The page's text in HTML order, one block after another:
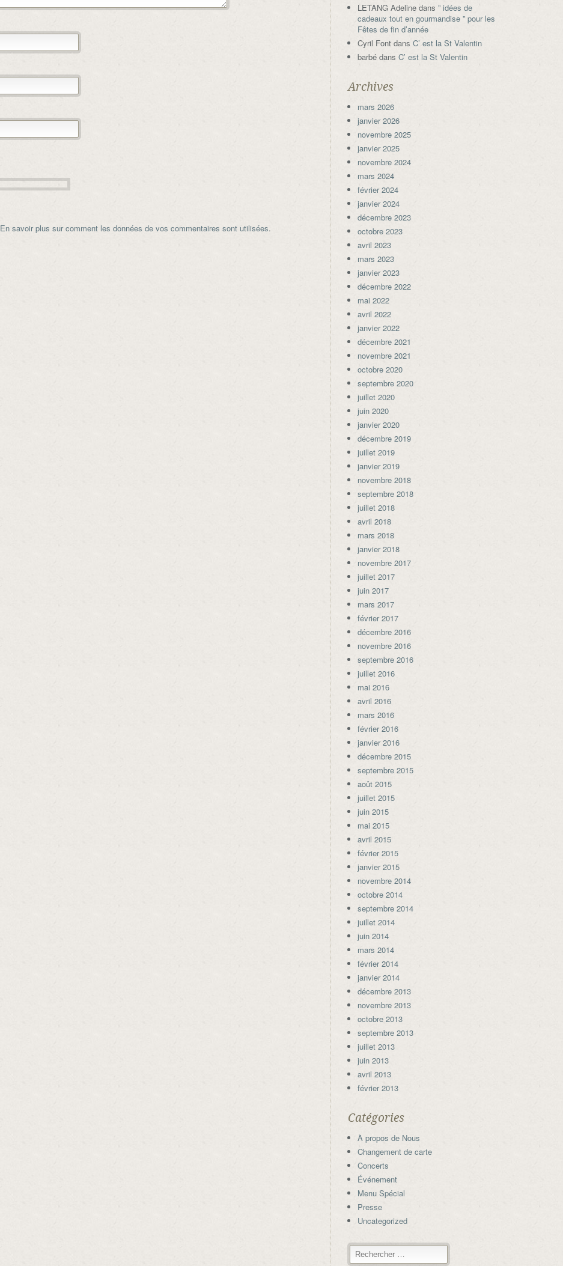
En savoir plus sur comment les données de vos commentaires sont utilisées.
LETANG Adelinedans ” idées de
cadeaux tout en gourmandise ” pour les
Fêtes de fin d’année
Cyril Fontdans C’ est la St Valentin
barbédans C’ est la St Valentin
Archives
mars 2026
janvier 2026
novembre 2025
janvier 2025
novembre 2024
mars 2024
février 2024
janvier 2024
décembre 2023
octobre 2023
avril 2023
mars 2023
janvier 2023
décembre 2022
mai 2022
avril 2022
janvier 2022
décembre 2021
novembre 2021
octobre 2020
septembre 2020
juillet 2020
juin 2020
janvier 2020
décembre 2019
juillet 2019
janvier 2019
novembre 2018
septembre 2018
juillet 2018
avril 2018
mars 2018
janvier 2018
novembre 2017
juillet 2017
juin 2017
mars 2017
février 2017
décembre 2016
novembre 2016
septembre 2016
juillet 2016
mai 2016
avril 2016
mars 2016
février 2016
janvier 2016
décembre 2015
septembre 2015
août 2015
juillet 2015
juin 2015
mai 2015
avril 2015
février 2015
janvier 2015
novembre 2014
octobre 2014
septembre 2014
juillet 2014
juin 2014
mars 2014
février 2014
janvier 2014
décembre 2013
novembre 2013
octobre 2013
septembre 2013
juillet 2013
juin 2013
avril 2013
février 2013
Catégories
À propos de Nous
Changement de carte
Concerts
Événement
Menu Spécial
Presse
Uncategorized